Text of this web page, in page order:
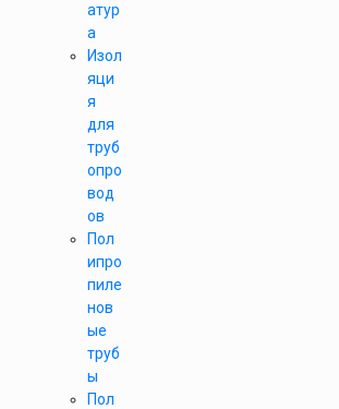
атур
а
Изол
яци
я
для
труб
опро
вод
ов
Пол
ипро
пиле
нов
ые
труб
ы
Пол